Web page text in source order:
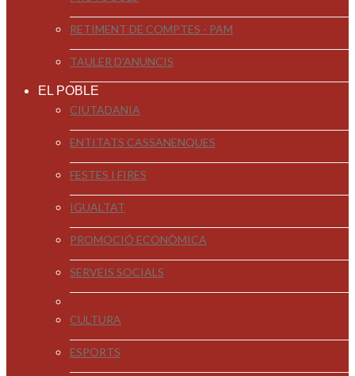
RETIMENT DE COMPTES - PAM
TAULER D'ANUNCIS
EL POBLE
CIUTADANIA
ENTITATS CASSANENQUES
FESTES I FIRES
IGUALTAT
PROMOCIÓ ECONÒMICA
SERVEIS SOCIALS
CULTURA
ESPORTS